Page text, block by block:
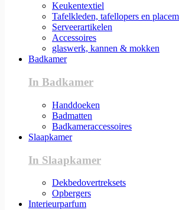
Keukentextiel
Tafelkleden, tafellopers en
Serveerartikelen
Accessoires
glaswerk, kannen & mokken
Badkamer
In Badkamer
Handdoeken
Badmatten
Badkameraccessoires
Slaapkamer
In Slaapkamer
Dekbedovertreksets
Opbergers
Interieurparfum